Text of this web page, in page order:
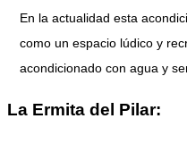
En la actualidad esta
como un espacio lúdico y
acondicionado con agua y
La Ermita del Pilar: